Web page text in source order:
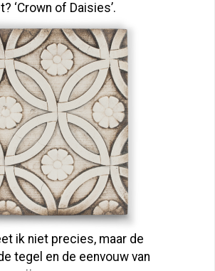
‘Crown of Daisies’.
ik niet precies, maar de
tegel en de eenvouw van